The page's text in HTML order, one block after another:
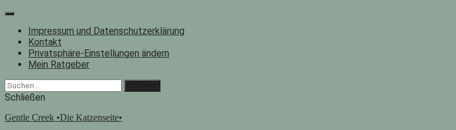
Zum
springenImpressum und Datenschutzerklärung
Kontakt
Privatsphäre-Einstellungen ändern
Mein Ratgeber
Facebook
Instagram
"Suche"-
Button
Suchen
nach:
Schließen
Gentle Creek •Die Katzenseite•